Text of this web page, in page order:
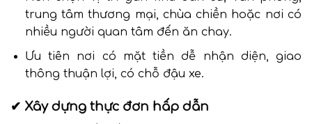
trung tâm thương mại, chùa chiền hoặc nơi có
nhiều người quan tâm đến ăn chay.
Ưu tiên nơi có mặt tiền dễ nhận diện, giao
thông thuận lợi, có chỗ đậu xe.
✔ Xây dựng thực đơn hấp dẫn